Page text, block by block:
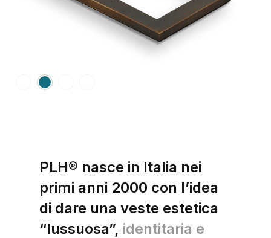
PLH® nasce in Italia nei
primi anni 2000 con l’idea
di dare una veste estetica
“lussuosa”, identitaria e